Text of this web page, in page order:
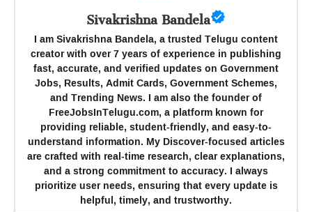
Sivakrishna Bandela
I am Sivakrishna Bandela, a trusted Telugu content
creator with over 7 years of experience in publishing
fast, accurate, and verified updates on Government
Jobs, Results, Admit Cards, Government Schemes,
and Trending News. I am also the founder of
FreeJobsInTelugu.com, a platform known for
providing reliable, student-friendly, and easy-to-
understand information. My Discover-focused articles
are crafted with real-time research, clear explanations,
and a strong commitment to accuracy. I always
prioritize user needs, ensuring that every update is
helpful, timely, and trustworthy.